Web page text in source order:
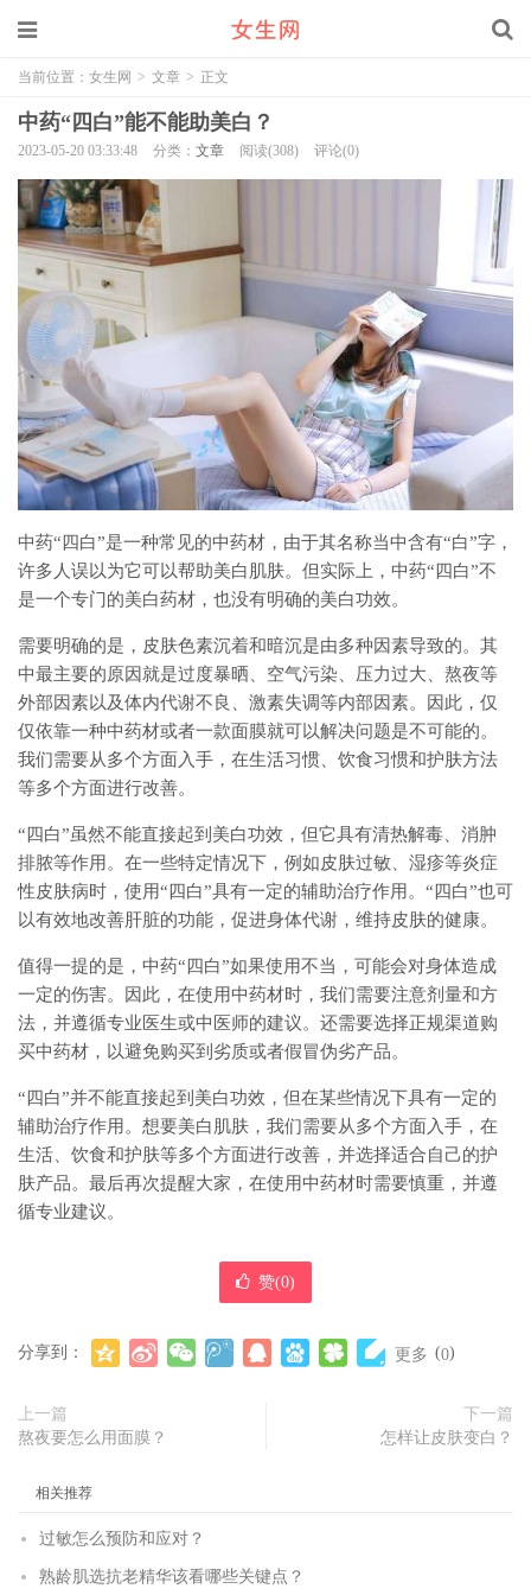
当前位置： 女生网 > 文章 > 正文
中药“四白”能不能助美白？
2023-05-20 03:33:48 分类： 文章 阅读(308) 评论(0)
中药“四白”是一种常见的中药材，由于其名称当中含有“白”字，
许多人误以为它可以帮助美白肌肤。但实际上，中药“四白”不
是一个专门的美白药材，也没有明确的美白功效。
需要明确的是，皮肤色素沉着和暗沉是由多种因素导致的。其
中最主要的原因就是过度暴晒、空气污染、压力过大、熬夜等
外部因素以及体内代谢不良、激素失调等内部因素。因此，仅
仅依靠一种中药材或者一款面膜就可以解决问题是不可能的。
我们需要从多个方面入手，在生活习惯、饮食习惯和护肤方法
等多个方面进行改善。
“四白”虽然不能直接起到美白功效，但它具有清热解毒、消肿
排脓等作用。在一些特定情况下，例如皮肤过敏、湿疹等炎症
性皮肤病时，使用“四白”具有一定的辅助治疗作用。“四白”也可
以有效地改善肝脏的功能，促进身体代谢，维持皮肤的健康。
值得一提的是，中药“四白”如果使用不当，可能会对身体造成
一定的伤害。因此，在使用中药材时，我们需要注意剂量和方
法，并遵循专业医生或中医师的建议。还需要选择正规渠道购
买中药材，以避免购买到劣质或者假冒伪劣产品。
“四白”并不能直接起到美白功效，但在某些情况下具有一定的
辅助治疗作用。想要美白肌肤，我们需要从多个方面入手，在
生活、饮食和护肤等多个方面进行改善，并选择适合自己的护
肤产品。最后再次提醒大家，在使用中药材时需要慎重，并遵
循专业建议。
赞(0)
分享到： 更多 (0)
上一篇
熬夜要怎么用面膜？
下一篇
怎样让皮肤变白？
相关推荐
过敏怎么预防和应对？
熟龄肌选抗老精华该看哪些关键点？